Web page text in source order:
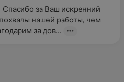
за Ваш искренний
нашей работы, чем
за дов...